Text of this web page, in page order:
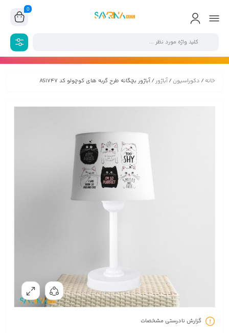
0
خانه/ دکوراسیون/آباژور/ آباژور بچگانه طرح گربه های کوچولو کد AS1747
گزارش نادرستی مشخصات